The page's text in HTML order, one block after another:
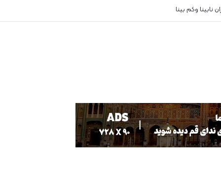
وکم بینا